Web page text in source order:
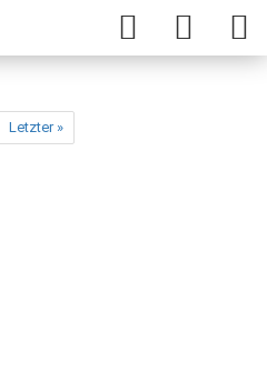
Letzter »